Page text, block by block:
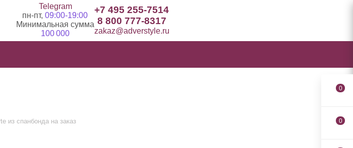
Telegram
пн-пт, 09:00-19:00
Минимальная сумма
100 000
+7 495 255-7514
8 800 777-8317
zakaz@adverstyle.ru
из спанбонда на заказ
0
0